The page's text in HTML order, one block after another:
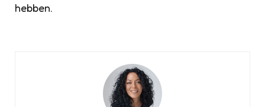
hebben.